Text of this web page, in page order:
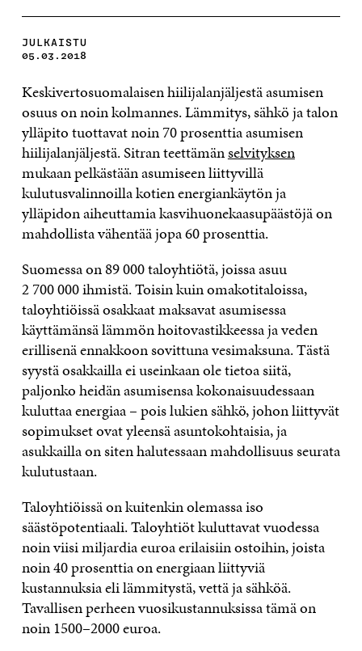
JULKAISTU
05.03.2018
Keskivertosuomalaisen hiilijalanjäljestä asumisen
osuus on noin kolmannes. Lämmitys, sähkö ja talon
ylläpito tuottavat noin 70 prosenttia asumisen
hiilijalanjäljestä. Sitran teettämänselvityksen
mukaan pelkästään asumiseen liittyvillä
kulutusvalinnoilla kotien energiankäytön ja
ylläpidon aiheuttamia kasvihuonekaasupäästöjä on
mahdollista vähentää jopa 60 prosenttia.
Suomessa on 89 000 taloyhtiötä, joissa asuu
2 700 000 ihmistä. Toisin kuin omakotitaloissa,
taloyhtiöissä osakkaat maksavat asumisessa
käyttämänsä lämmön hoitovastikkeessa ja veden
erillisenä ennakkoon sovittuna vesimaksuna. Tästä
syystä osakkailla ei useinkaan ole tietoa siitä,
paljonko heidän asumisensa kokonaisuudessaan
kuluttaa energiaa – pois lukien sähkö, johon liittyvät
sopimukset ovat yleensä asuntokohtaisia, ja
asukkailla on siten halutessaan mahdollisuus seurata
kulutustaan.
Taloyhtiöissä on kuitenkin olemassa iso
säästöpotentiaali. Taloyhtiöt kuluttavat vuodessa
noin viisi miljardia euroa erilaisiin ostoihin, joista
noin 40 prosenttia on energiaan liittyviä
kustannuksia eli lämmitystä, vettä ja sähköä.
Tavallisen perheen vuosikustannuksissa tämä on
noin 1500–2000 euroa.